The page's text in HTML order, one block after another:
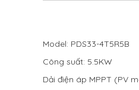
Model: PDS33-4T5R5B
Công suất: 5.5KW
Dải điện áp MPPT (PV